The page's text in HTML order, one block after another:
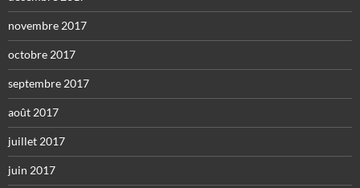
novembre 2017
octobre 2017
septembre 2017
août 2017
juillet 2017
juin 2017